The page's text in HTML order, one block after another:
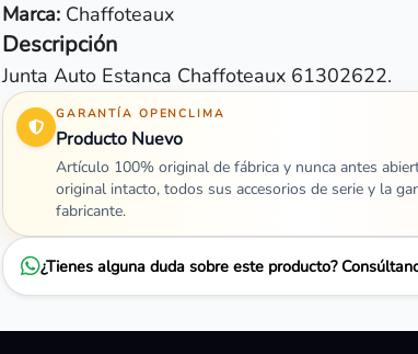
Marca: Chaffoteaux
Descripción
Junta Auto Estanca Chaffoteaux 61302622.
GARANTÍA OPENCLIMA
Producto Nuevo
Artículo 100% original de fábrica y nunca antes
original intacto, todos sus accesorios de serie y la
fabricante.
¿Tienes alguna duda sobre este producto?